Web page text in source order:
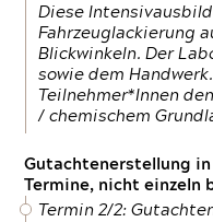
Diese
Fahrzeuglackierung
Blickwinkeln. Der
sowie dem
Teilnehmer*Innen
/ chemischem
Gutachtenerstellung
Termine, nicht einzeln
Termin 2/2: